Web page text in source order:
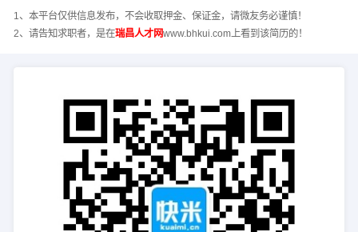
1、本平台仅供信息发布，不会收取押金、保证金，请微友务必谨慎！
2、请告知求职者，是在瑞昌人才网www.bhkui.com上看到该简历的！